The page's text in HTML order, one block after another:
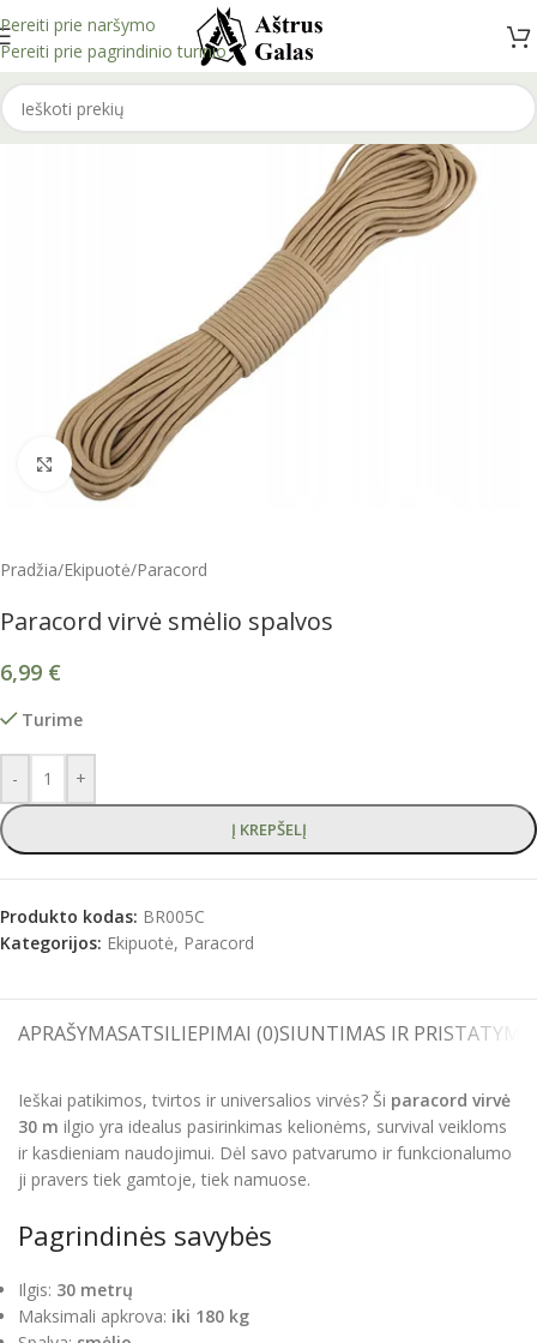
Pereiti prie naršymo
Pereiti prie pagrindinio turinio
Spustelėkite, kad padidintumėte
Pradžia/Ekipuotė/Paracord
Paracord virvė smėlio spalvos
6,99 €
Turime
- +
Į KREPŠELĮ
Produkto kodas: BR005C
Kategorijos: Ekipuotė, Paracord
APRAŠYMASATSILIEPIMAI (0)SIUNTIMAS IR
Ieškai patikimos, tvirtos ir universalios virvės? Ši paracord virvė
30 m ilgio yra idealus pasirinkimas kelionėms, survival veikloms
ir kasdieniam naudojimui. Dėl savo patvarumo ir funkcionalumo
ji pravers tiek gamtoje, tiek namuose.
Pagrindinės savybės
Ilgis: 30 metrų
Maksimali apkrova: iki 180 kg